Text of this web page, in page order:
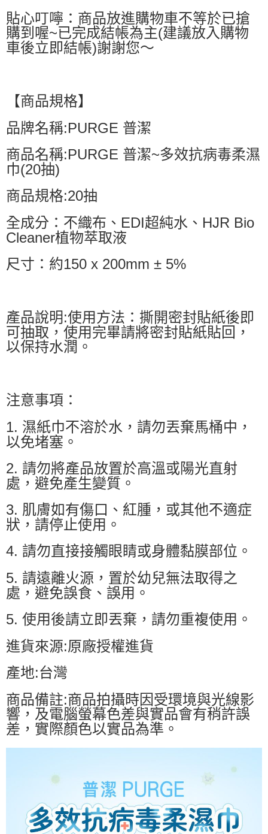
貼心叮嚀：商品放進購物車不等於已搶
購到喔~已完成結帳為主(建議放入購物
車後立即結帳)謝謝您～
【商品規格】
品牌名稱:PURGE 普潔
商品名稱:PURGE 普潔~多效抗病毒柔濕
巾(20抽)
商品規格:20抽
全成分：不織布、EDI超純水、HJR Bio
Cleaner植物萃取液
尺寸：約150 x 200mm ± 5%
產品說明:使用方法：撕開密封貼紙後即
可抽取，使用完畢請將密封貼紙貼回，
以保持水潤。
注意事項：
1. 濕紙巾不溶於水，請勿丟棄馬桶中，
以免堵塞。
2. 請勿將產品放置於高溫或陽光直射
處，避免產生變質。
3. 肌膚如有傷口、紅腫，或其他不適症
狀，請停止使用。
4. 請勿直接接觸眼睛或身體黏膜部位。
5. 請遠離火源，置於幼兒無法取得之
處，避免誤食、誤用。
5. 使用後請立即丟棄，請勿重複使用。
進貨來源:原廠授權進貨
產地:台灣
商品備註:商品拍攝時因受環境與光線影
響，及電腦螢幕色差與實品會有稍許誤
差，實際顏色以實品為準。